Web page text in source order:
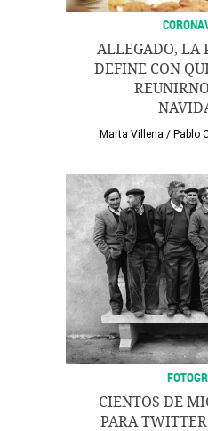
ALLEGADO, LA
DEFINE CON
Marta Villena / Pablo
CIENTOS DE
PARA